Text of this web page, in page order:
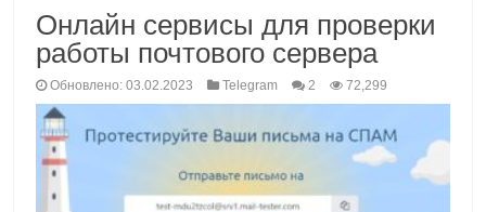
Онлайн сервисы для проверки
работы почтового сервера
Обновлено: 03.02.2023 Telegram 2 72,299